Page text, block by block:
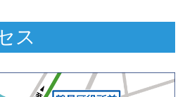
ス